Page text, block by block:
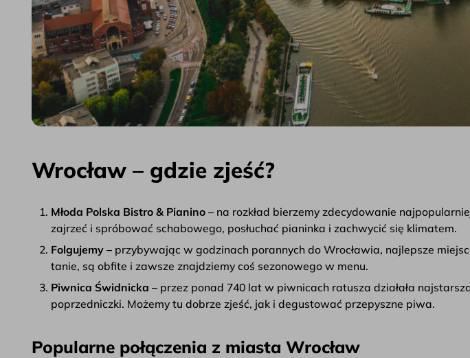
Wrocław – gdzie zjeść?
Młoda Polska Bistro & Pianino – na rozkład bierzemy zdecydowanie
zajrzeć i spróbować schabowego, posłuchać pianinka i zachwycić się klimatem.
Folgujemy – przybywając w godzinach porannych do Wrocławia, najlepsze
tanie, są obfite i zawsze znajdziemy coś sezonowego w menu.
Piwnica Świdnicka – przez ponad 740 lat w piwnicach ratusza działała
poprzedniczki. Możemy tu dobrze zjeść, jak i degustować przepyszne piwa.
Popularne połączenia z miasta Wrocław